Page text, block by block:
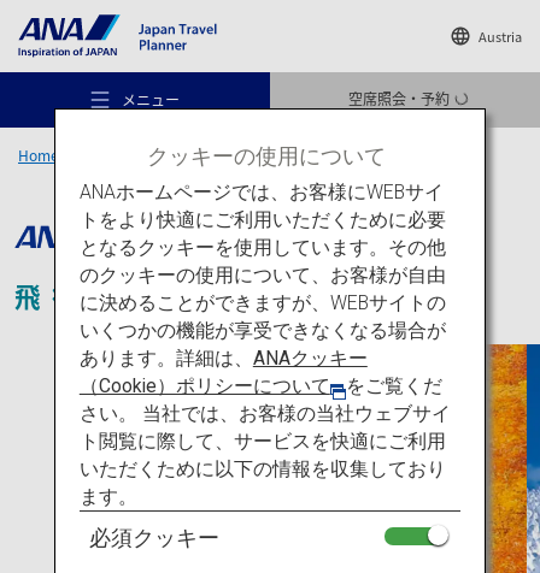
Austria
メニュー 空席照会・予約
おすすめの旅
旅のアイデア
行き先
旅のお役立ち情報
Home 奥ゆかしき、東北
飛行機と新幹線で行く!
クッキーの使用について
ANAホームページでは、お客様にWEBサイ
トをより快適にご利用いただくために必要
となるクッキーを使用しています。その他
のクッキーの使用について、お客様が自由
に決めることができますが、WEBサイトの
いくつかの機能が享受できなくなる場合が
あります。詳細は、 ANAクッキー
（Cookie）ポリシーについて
をご覧くだ
さい。 当社では、お客様の当社ウェブサイ
ト閲覧に際して、サービスを快適にご利用
いただくために以下の情報を収集しており
ます。
必須クッキー